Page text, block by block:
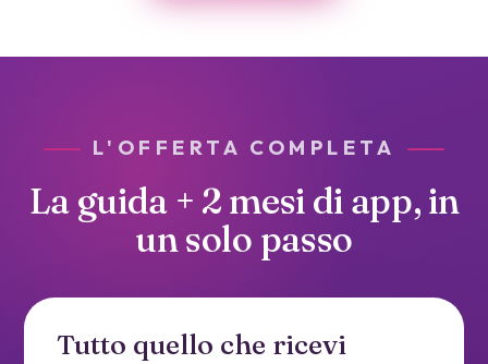
L'OFFERTA COMPLETA
La guida + 2 mesi di app, in
un solo passo
Tutto quello che ricevi